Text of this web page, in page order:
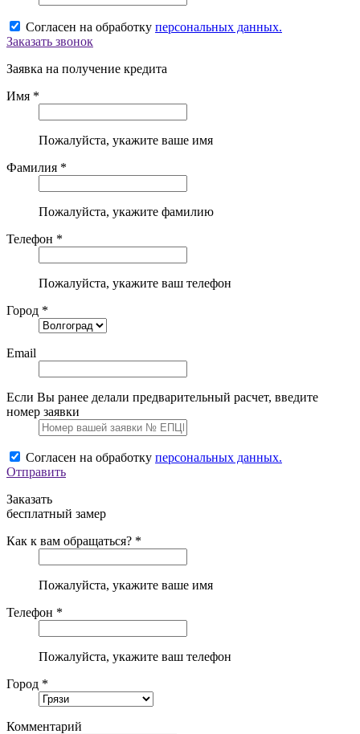
Согласен на обработку персональных данных.
Заказать звонок
Заявка на получение кредита
Имя *
Пожалуйста, укажите ваше имя
Фамилия *
Пожалуйста, укажите фамилию
Телефон *
Пожалуйста, укажите ваш телефон
Город *
Email
Если Вы ранее делали предварительный расчет, введите
номер заявки
Согласен на обработку персональных данных.
Отправить
Заказать
бесплатный замер
Как к вам обращаться? *
Пожалуйста, укажите ваше имя
Телефон *
Пожалуйста, укажите ваш телефон
Город *
Комментарий